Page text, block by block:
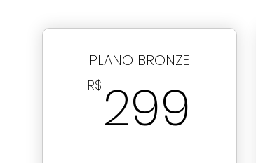
PLANO BRONZE
R$ 299